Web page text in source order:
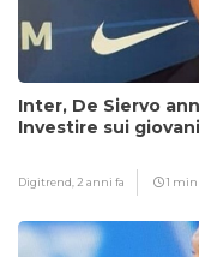
Inter, De Siervo
Investire sui
Digitrend, 2 anni fa 1